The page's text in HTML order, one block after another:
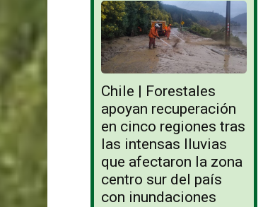
Chile | Forestales
apoyan recuperación
en cinco regiones tras
las intensas lluvias
que afectaron la zona
centro sur del país
con inundaciones